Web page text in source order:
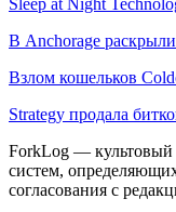
В Anchorage
Взлом кошельков
Strategy продала
ForkLog — культовый
систем,
согласования с